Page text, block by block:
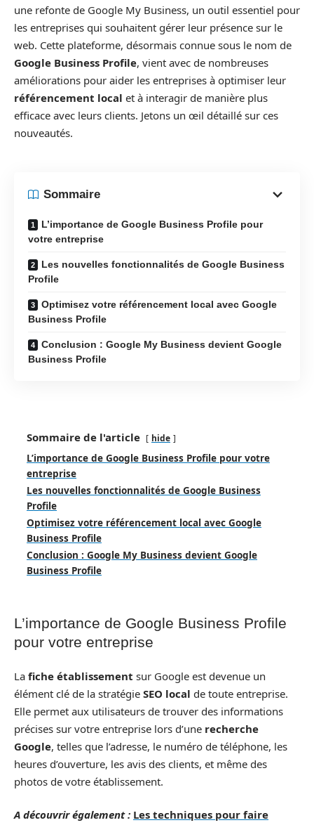
une refonte de Google My Business, un outil essentiel pour
les entreprises qui souhaitent gérer leur présence sur le
web. Cette plateforme, désormais connue sous le nom de
Google Business Profile, vient avec de nombreuses
améliorations pour aider les entreprises à optimiser leur
référencement local et à interagir de manière plus
efficace avec leurs clients. Jetons un œil détaillé sur ces
nouveautés.
Sommaire
L’importance de Google Business Profile pour
votre entreprise
Les nouvelles fonctionnalités de Google Business
Profile
Optimisez votre référencement local avec Google
Business Profile
Conclusion : Google My Business devient Google
Business Profile
Sommaire de l'article hide
L’importance de Google Business Profile pour votre
entreprise
Les nouvelles fonctionnalités de Google Business
Profile
Optimisez votre référencement local avec Google
Business Profile
Conclusion : Google My Business devient Google
Business Profile
L’importance de Google Business Profile
pour votre entreprise
La fiche établissement sur Google est devenue un
élément clé de la stratégie SEO local de toute entreprise.
Elle permet aux utilisateurs de trouver des informations
précises sur votre entreprise lors d’une recherche
Google, telles que l’adresse, le numéro de téléphone, les
heures d’ouverture, les avis des clients, et même des
photos de votre établissement.
A découvrir également : Les techniques pour faire